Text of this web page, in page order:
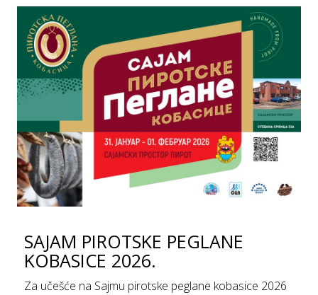
SAJAM PIROTSKE PEGLANE
KOBASICE 2026.
Za učešće na Sajmu pirotske peglane kobasice 2026